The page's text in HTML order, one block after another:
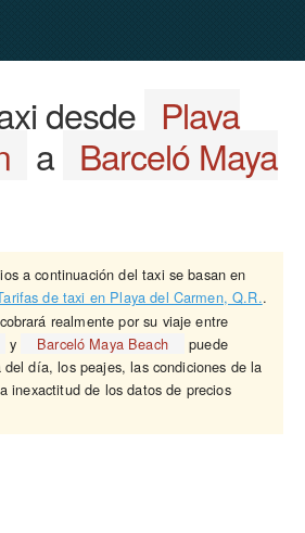
desde Playa
a Barceló Maya
a continuación del taxi se basan en
de taxi en Playa del Carmen, Q.R..
realmente por su viaje entre
y Barceló Maya Beach
puede
día, los peajes, las condiciones de la
inexactitud de los datos de precios